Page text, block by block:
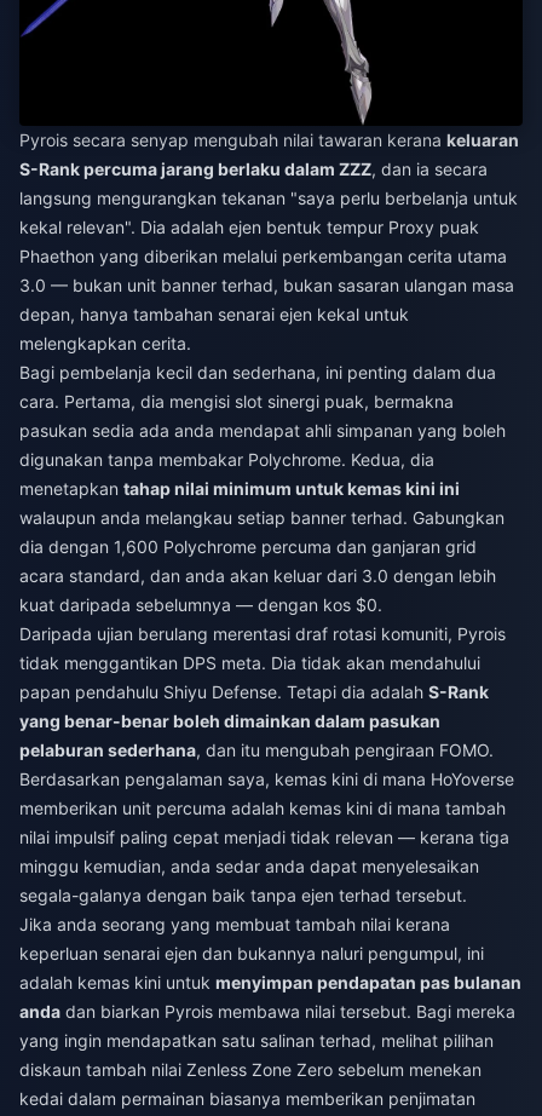
Pyrois secara senyap mengubah nilai tawaran kerana keluaran
S-Rank percuma jarang berlaku dalam ZZZ, dan ia secara
langsung mengurangkan tekanan "saya perlu berbelanja untuk
kekal relevan". Dia adalah ejen bentuk tempur Proxy puak
Phaethon yang diberikan melalui perkembangan cerita utama
3.0 — bukan unit banner terhad, bukan sasaran ulangan masa
depan, hanya tambahan senarai ejen kekal untuk
melengkapkan cerita.
Bagi pembelanja kecil dan sederhana, ini penting dalam dua
cara. Pertama, dia mengisi slot sinergi puak, bermakna
pasukan sedia ada anda mendapat ahli simpanan yang boleh
digunakan tanpa membakar Polychrome. Kedua, dia
menetapkan tahap nilai minimum untuk kemas kini ini
walaupun anda melangkau setiap banner terhad. Gabungkan
dia dengan 1,600 Polychrome percuma dan ganjaran grid
acara standard, dan anda akan keluar dari 3.0 dengan lebih
kuat daripada sebelumnya — dengan kos $0.
Daripada ujian berulang merentasi draf rotasi komuniti, Pyrois
tidak menggantikan DPS meta. Dia tidak akan mendahului
papan pendahulu Shiyu Defense. Tetapi dia adalah S-Rank
yang benar-benar boleh dimainkan dalam pasukan
pelaburan sederhana, dan itu mengubah pengiraan FOMO.
Berdasarkan pengalaman saya, kemas kini di mana HoYoverse
memberikan unit percuma adalah kemas kini di mana tambah
nilai impulsif paling cepat menjadi tidak relevan — kerana tiga
minggu kemudian, anda sedar anda dapat menyelesaikan
segala-galanya dengan baik tanpa ejen terhad tersebut.
Jika anda seorang yang membuat tambah nilai kerana
keperluan senarai ejen dan bukannya naluri pengumpul, ini
adalah kemas kini untuk menyimpan pendapatan pas bulanan
anda dan biarkan Pyrois membawa nilai tersebut. Bagi mereka
yang ingin mendapatkan satu salinan terhad, melihat pilihan
diskaun tambah nilai Zenless Zone Zero sebelum menekan
kedai dalam permainan biasanya memberikan penjimatan